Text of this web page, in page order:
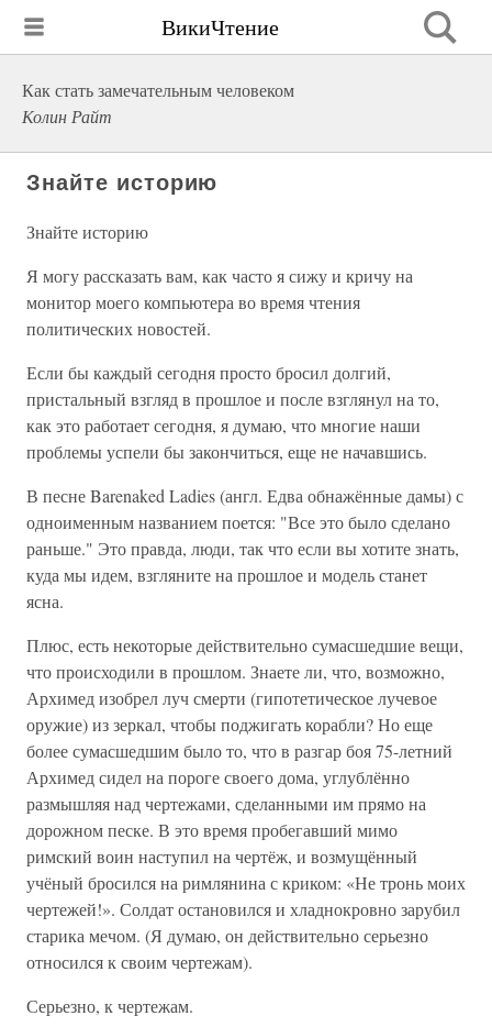
ВикиЧтение
Как стать замечательным человеком
Колин Райт
Знайте историю
Знайте историю
Я могу рассказать вам, как часто я сижу и кричу на
монитор моего компьютера во время чтения
политических новостей.
Если бы каждый сегодня просто бросил долгий,
пристальный взгляд в прошлое и после взглянул на то,
как это работает сегодня, я думаю, что многие наши
проблемы успели бы закончиться, еще не начавшись.
В песне Barenaked Ladies (англ. Едва обнажённые дамы) с
одноименным названием поется: "Все это было сделано
раньше." Это правда, люди, так что если вы хотите знать,
куда мы идем, взгляните на прошлое и модель станет
ясна.
Плюс, есть некоторые действительно сумасшедшие вещи,
что происходили в прошлом. Знаете ли, что, возможно,
Архимед изобрел луч смерти (гипотетическое лучевое
оружие) из зеркал, чтобы поджигать корабли? Но еще
более сумасшедшим было то, что в разгар боя 75-летний
Архимед сидел на пороге своего дома, углублённо
размышляя над чертежами, сделанными им прямо на
дорожном песке. В это время пробегавший мимо
римский воин наступил на чертёж, и возмущённый
учёный бросился на римлянина с криком: «Не тронь моих
чертежей!». Солдат остановился и хладнокровно зарубил
старика мечом. (Я думаю, он действительно серьезно
относился к своим чертежам).
Серьезно, к чертежам.